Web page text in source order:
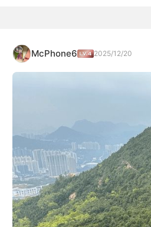
McPhone6 2025/12/20